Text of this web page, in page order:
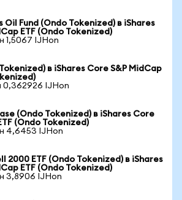
Fund (Ondo Tokenized) в iShares
ETF (Ondo Tokenized)
1,5067 IJHon
в iShares Core S&P MidCap
0,362926 IJHon
(Ondo Tokenized) в iShares Core
(Ondo Tokenized)
4,6453 IJHon
2000 ETF (Ondo Tokenized) в iShares
ETF (Ondo Tokenized)
3,8906 IJHon